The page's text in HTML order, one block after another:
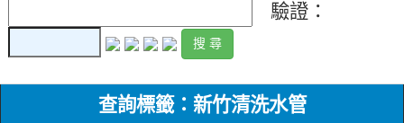
驗證：
查詢標籤：新竹清洗水管